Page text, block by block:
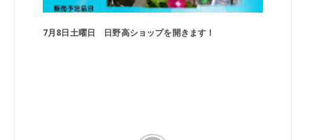
7月8日土曜日 日野高ショップを開きます！